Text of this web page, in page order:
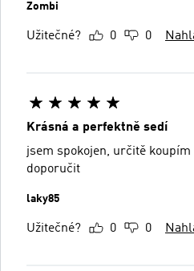
Zombi
Užitečné? 0 0
Krásná a perfektně sedí
jsem spokojen, určitě koupím
doporučit
laky85
Užitečné? 0 0